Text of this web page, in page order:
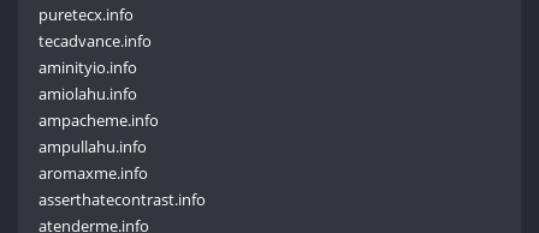
puretecx.info
tecadvance.info
aminityio.info
amiolahu.info
ampacheme.info
ampullahu.info
aromaxme.info
asserthatecontrast.info
atenderme.info